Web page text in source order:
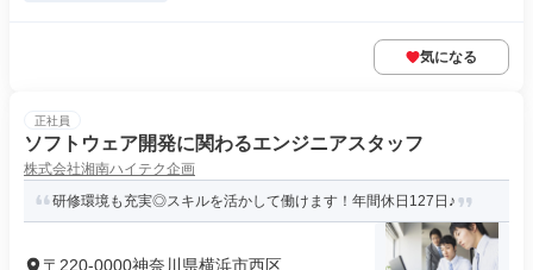
気になる
正社員
ソフトウェア開発に関わるエンジニアスタッフ
株式会社湘南ハイテク企画
研修環境も充実◎スキルを活かして働けます！年間休日127日♪
〒220-0000神奈川県横浜市西区